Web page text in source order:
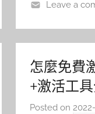
Leave a
怎麼免費
+激活工
Posted on